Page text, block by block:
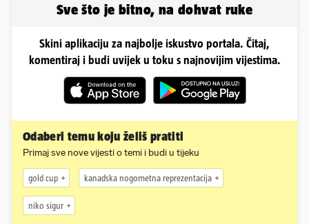
Sve što je bitno, na dohvat ruke
Skini aplikaciju za najbolje iskustvo portala. Čitaj,
komentiraj i budi uvijek u toku s najnovijim vijestima.
Odaberi temu koju želiš pratiti
Primaj sve nove vijesti o temi i budi u tijeku
gold cup kanadska nogometna reprezentacija
niko sigur